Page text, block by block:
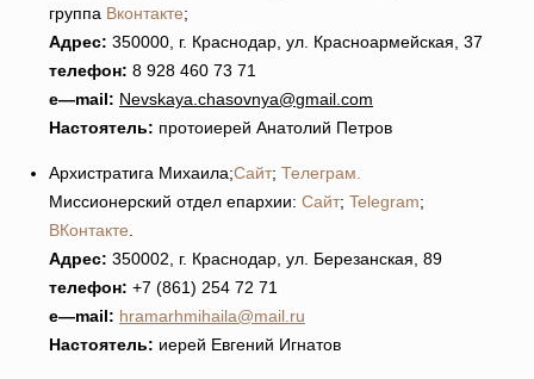
группа Вконтакте;
Адрес: 350000, г. Краснодар, ул. Красноармейская, 37
телефон: 8 928 460 73 71
e—mail: Nevskaya chasovnya@gmail com
Настоятель: протоиерей Анатолий Петров
Архистратига Михаила;Сайт; Телеграм.
Миссионерский отдел епархии: Сайт; Telegram;
ВКонтакте
Адрес: 350002, г. Краснодар, ул. Березанская, 89
телефон: +7 (861) 254 72 71
e—mail: hramarhmihaila@mail.ru
Настоятель: иерей Евгений Игнатов